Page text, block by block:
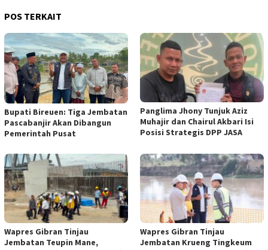
POS TERKAIT
Bupati Bireuen: Tiga Jembatan
Pascabanjir Akan Dibangun
Pemerintah Pusat
Panglima Jhony Tunjuk Aziz
Muhajir dan Chairul Akbari Isi
Posisi Strategis DPP JASA
Wapres Gibran Tinjau
Jembatan Teupin Mane,
Wapres Gibran Tinjau
Jembatan Krueng Tingkeum